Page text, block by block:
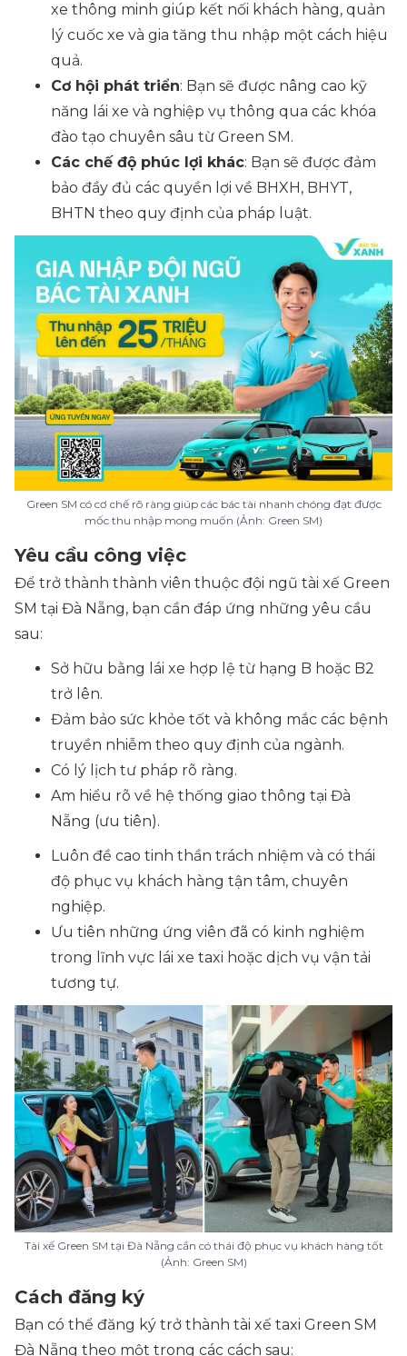
xe thông minh giúp kết nối khách hàng, quản
lý cuốc xe và gia tăng thu nhập một cách hiệu
quả.
Cơ hội phát triển: Bạn sẽ được nâng cao kỹ
năng lái xe và nghiệp vụ thông qua các khóa
đào tạo chuyên sâu từ Green SM.
Các chế độ phúc lợi khác: Bạn sẽ được đảm
bảo đầy đủ các quyền lợi về BHXH, BHYT,
BHTN theo quy định của pháp luật.
Green SM có cơ chế rõ ràng giúp các bác tài nhanh chóng đạt được
mốc thu nhập mong muốn (Ảnh: Green SM)
Yêu cầu công việc
Để trở thành thành viên thuộc đội ngũ tài xế Green
SM tại Đà Nẵng, bạn cần đáp ứng những yêu cầu
sau:
Sở hữu bằng lái xe hợp lệ từ hạng B hoặc B2
trở lên.
Đảm bảo sức khỏe tốt và không mắc các bệnh
truyền nhiễm theo quy định của ngành.
Có lý lịch tư pháp rõ ràng.
Am hiểu rõ về hệ thống giao thông tại Đà
Nẵng (ưu tiên).
Luôn đề cao tinh thần trách nhiệm và có thái
độ phục vụ khách hàng tận tâm, chuyên
nghiệp.
Ưu tiên những ứng viên đã có kinh nghiệm
trong lĩnh vực lái xe taxi hoặc dịch vụ vận tải
tương tự.
Tài xế Green SM tại Đà Nẵng cần có thái độ phục vụ khách hàng tốt
(Ảnh: Green SM)
Cách đăng ký
Bạn có thể đăng ký trở thành tài xế taxi Green SM
Đà Nẵng theo một trong các cách sau: